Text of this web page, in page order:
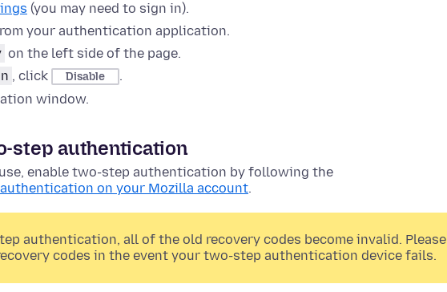
(you may need to sign in).
your authentication application.
on the left side of the page.
, click Disable
.
window.
step authentication
enable two-step authentication by following the
on your Mozilla account.
authentication, all of the old recovery codes become invalid. Please
codes in the event your two-step authentication device fails.